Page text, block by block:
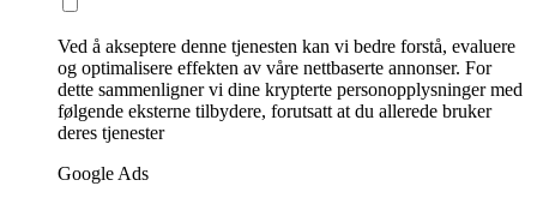
Ved å akseptere denne tjenesten kan vi bedre forstå, evaluere
og optimalisere effekten av våre nettbaserte annonser. For
dette sammenligner vi dine krypterte personopplysninger med
følgende eksterne tilbydere, forutsatt at du allerede bruker
deres tjenester
Google Ads